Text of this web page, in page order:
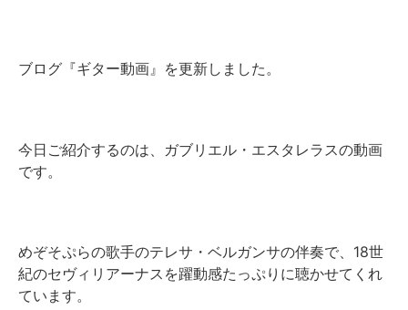
ブログ『ギター動画』を更新しました。
今日ご紹介するのは、ガブリエル・エスタレラスの動画
です。
めぞそぷらの歌手のテレサ・ベルガンサの伴奏で、18世
紀のセヴィリアーナスを躍動感たっぷりに聴かせてくれ
ています。